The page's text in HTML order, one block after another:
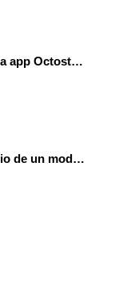
Conoce los bloques de la app Octostudio, gratuito, offline y para tu tablet y móvil - Contenido educativo
Programa con Octostudio de un modo sencillo, offline y gratuito